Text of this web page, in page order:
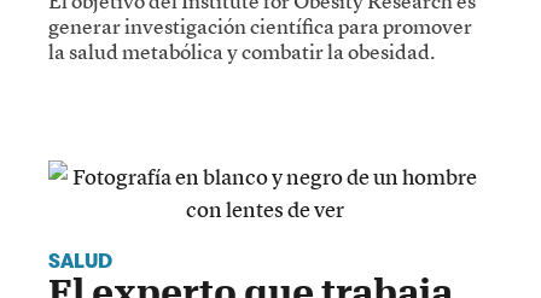
generar investigación científica para promover
la salud metabólica y combatir la obesidad.
SALUD